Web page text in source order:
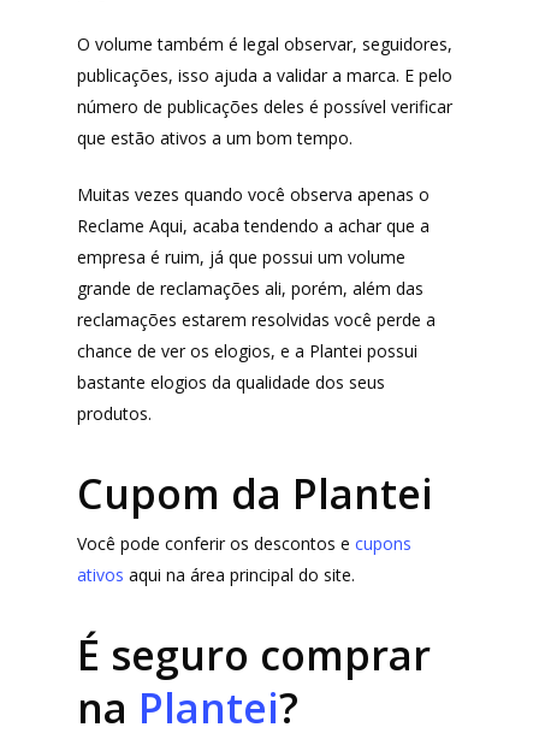
O volume também é legal observar, seguidores,
publicações, isso ajuda a validar a marca. E pelo
número de publicações deles é possível verificar
que estão ativos a um bom tempo.
Muitas vezes quando você observa apenas o
Reclame Aqui, acaba tendendo a achar que a
empresa é ruim, já que possui um volume
grande de reclamações ali, porém, além das
reclamações estarem resolvidas você perde a
chance de ver os elogios, e a Plantei possui
bastante elogios da qualidade dos seus
produtos.
Cupom da Plantei
Você pode conferir os descontos e cupons
ativos aqui na área principal do site.
É seguro comprar
na Plantei?
DenimZero
ExtremeUV
Universo do Lar
Dunard
Moda Infantil
MindsUp
Divertida Moda
Moda Com Carinho
Laluna Modas
MAIS ACESSADOS
Amazon
iHerb
MindsUp